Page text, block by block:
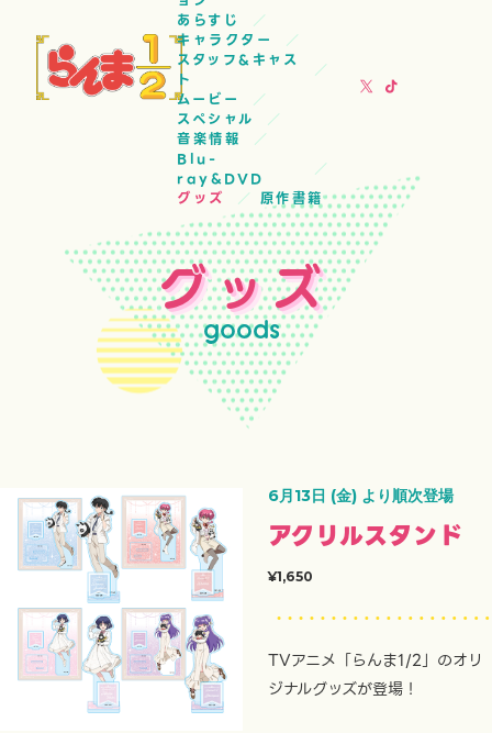
あらすじ
キャラクター
スタッフ&キャス
ト
ムービー
スペシャル
音楽情報
Blu-
ray&DVD
グッズ
原作書籍
グッズ
goods
6月13日 (金) より順次登場
アクリルスタンド
¥1,650
TVアニメ「らんま1/2」のオリ
ジナルグッズが登場！